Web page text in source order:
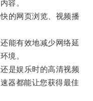
容。
的网页浏览、视频播
能有效地减少网络延
境。
是娱乐时的高清视频
器都能让您获得最佳